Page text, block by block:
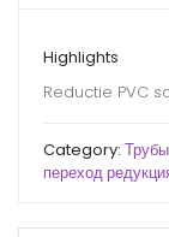
Highlights
Reductie PVC
Category: Трубы
переход